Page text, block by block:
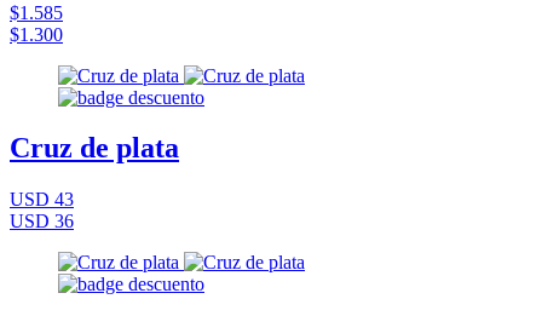
$1.585
$1.300
Cruz de plata
USD 43
USD 36